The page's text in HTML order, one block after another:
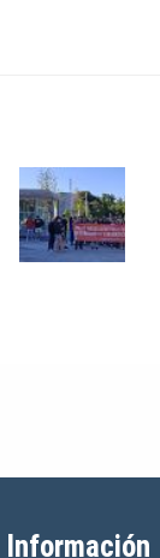
Información